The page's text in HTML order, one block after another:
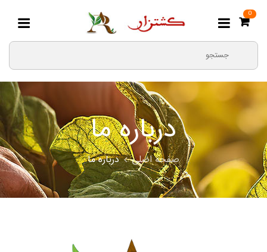
0
درباره ما
صفحه اصلی درباره ما